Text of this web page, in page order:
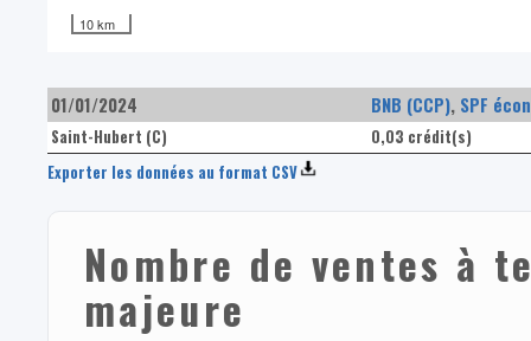
10 km
01/01/2024 BNB (CCP), SPF
Saint-Hubert (C)
0,03 crédit(s)
Exporter les données au format CSV
Nombre de ventes à
majeure